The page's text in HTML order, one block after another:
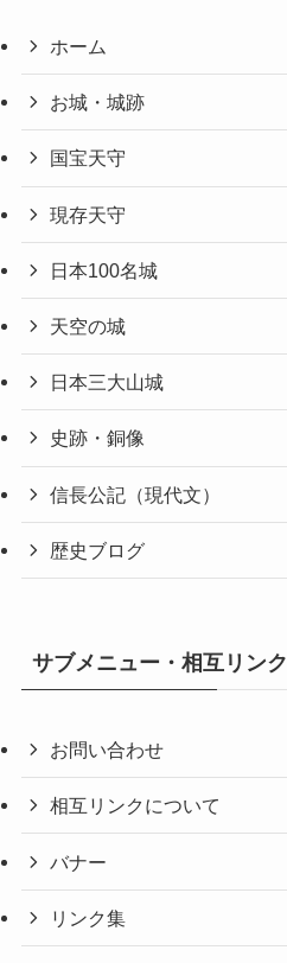
ホーム
お城・城跡
国宝天守
現存天守
日本100名城
天空の城
日本三大山城
史跡・銅像
信長公記（現代文）
歴史ブログ
サブメニュー・相互リンク
お問い合わせ
相互リンクについて
バナー
リンク集